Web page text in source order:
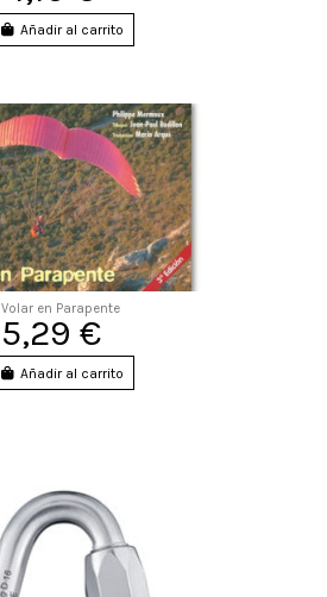
Añadir al carrito
Volar en Parapente
5,29 €
Añadir al carrito